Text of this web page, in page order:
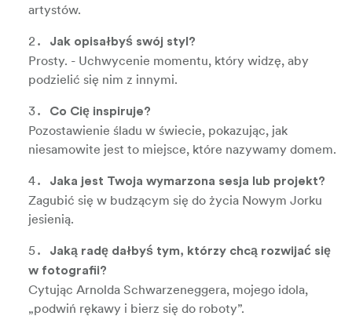
artystów.
Jak opisałbyś swój styl?
Prosty. - Uchwycenie momentu, który widzę, aby
podzielić się nim z innymi.
Co Cię inspiruje?
Pozostawienie śladu w świecie, pokazując, jak
niesamowite jest to miejsce, które nazywamy domem.
Jaka jest Twoja wymarzona sesja lub projekt?
Zagubić się w budzącym się do życia Nowym Jorku
jesienią.
Jaką radę dałbyś tym, którzy chcą rozwijać się
w fotografii?
Cytując Arnolda Schwarzeneggera, mojego idola,
„podwiń rękawy i bierz się do roboty”.